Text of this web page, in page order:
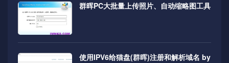
群晖PC大批量上传照片、自动缩略图工具
使用IPV6给猫盘(群晖)注册和解析域名 by